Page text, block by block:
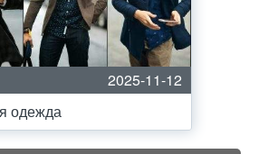
2025-11-12
одежда